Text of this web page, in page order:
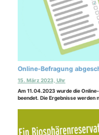
Online-Befragung
15. März 2023, Uhr
Am 11.04.2023 wurde die
beendet. Die Ergebnisse werden